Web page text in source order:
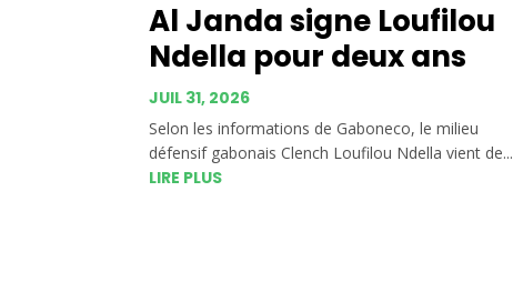
Al Janda signe Loufilou
Ndella pour deux ans
JUIL 31, 2026
Selon les informations de Gaboneco, le milieu
défensif gabonais Clench Loufilou Ndella vient de...
LIRE PLUS